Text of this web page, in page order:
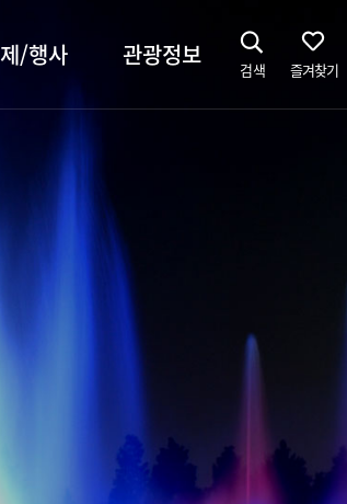
장항습지
누리길
벚꽃명소
/행사 관광정보
문화관광해설사 예약하기
해설사 공간
검색 즐겨찾기